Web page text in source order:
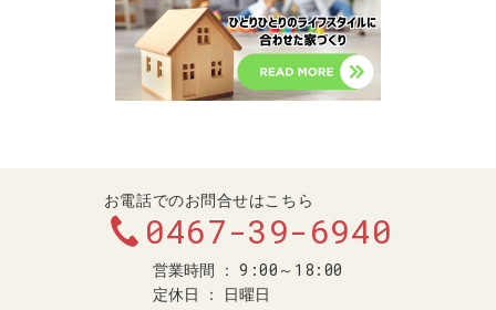
お電話でのお問合せはこちら
0467-39-6940
営業時間 9:00～18:00
定休日 日曜日